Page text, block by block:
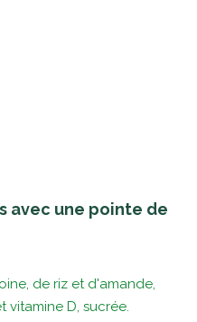
avec une pointe de
de riz et d'amande,
vitamine D, sucrée.